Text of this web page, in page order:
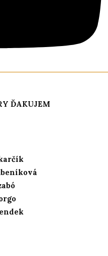
ĎAKUJEM